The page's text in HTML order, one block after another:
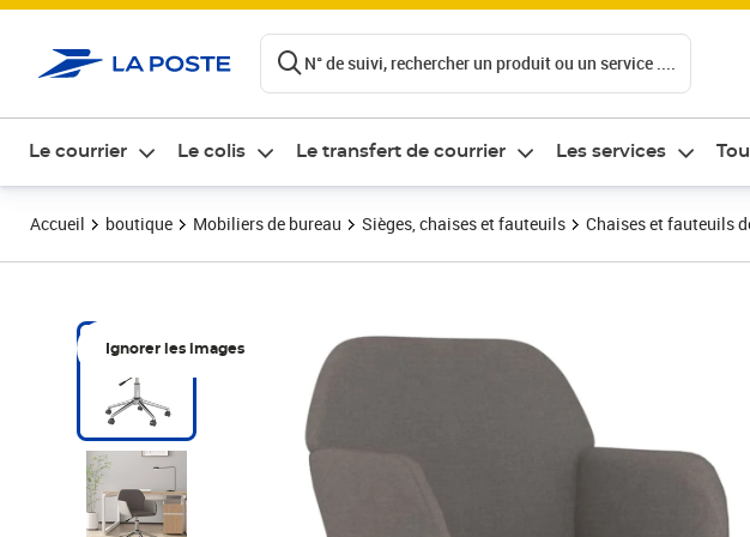
N° de suivi, rechercher un produit ou un service ....
Le courrier Le colis Le transfert de courrier Les services
Accueil boutique Mobiliers de bureau Sièges, chaises et fauteuils Chaises et fauteuils
Ignorer les images